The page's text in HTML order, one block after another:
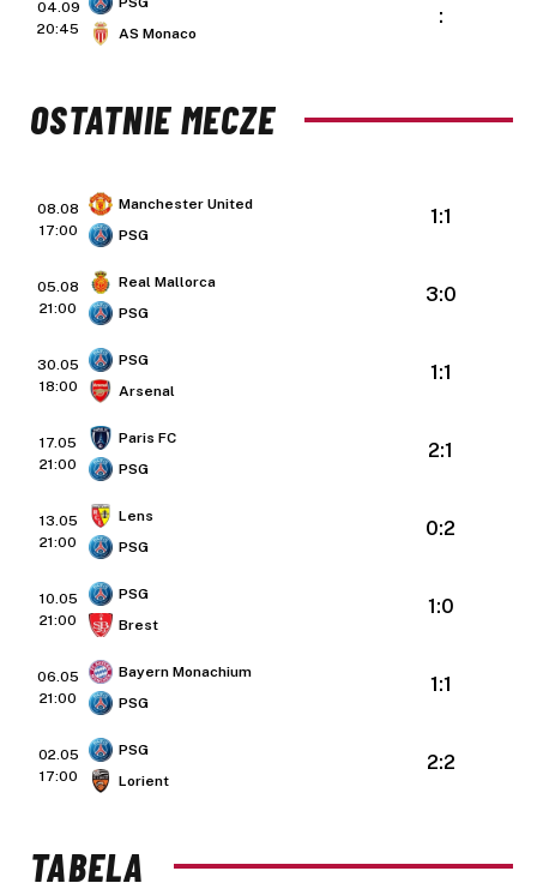
04.09
20:45
AS Monaco
:
OSTATNIE MECZE
08.08
17:00
Manchester United
PSG
1:1
05.08
21:00
Real Mallorca
PSG
3:0
30.05
18:00
PSG
Arsenal
1:1
17.05
21:00
Paris FC
PSG
2:1
13.05
21:00
Lens
PSG
0:2
10.05
21:00
PSG
Brest
1:0
06.05
21:00
Bayern Monachium
PSG
1:1
02.05
17:00
PSG
Lorient
2:2
TABELA